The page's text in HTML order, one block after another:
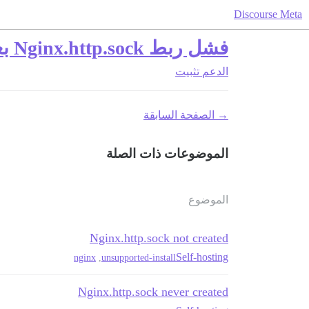
Discourse Meta
فشل ربط Nginx.http.sock بعد إعادة التشغيل
الدعم تثبيت
→ الصفحة السابقة
الموضوعات ذات الصلة
الموضوع
Nginx.http.sock not created
Self-hosting
unsupported-install
nginx
Nginx.http.sock never created